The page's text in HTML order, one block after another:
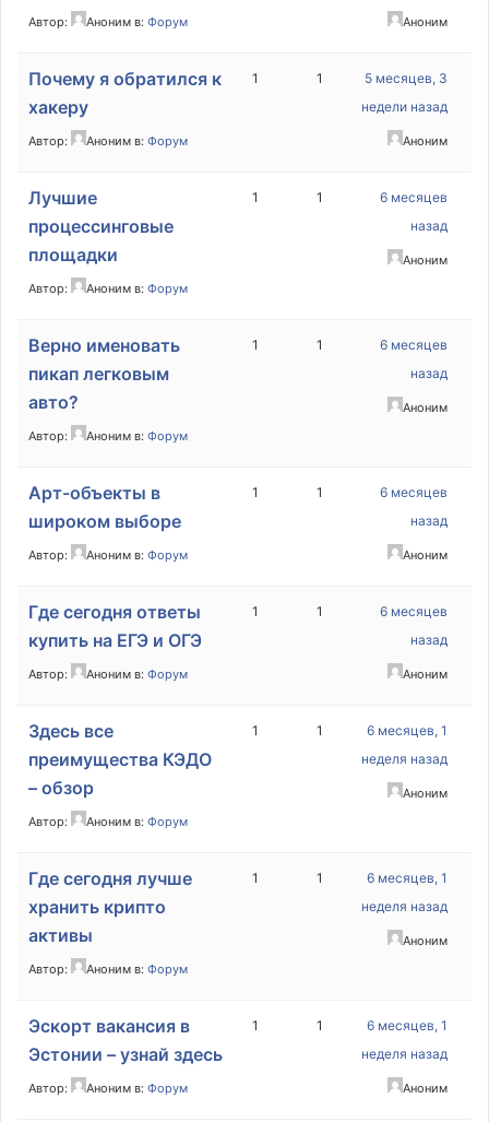
Автор: Аноним в: Форум Аноним
Почему я обратился к
хакеру
Автор: Аноним в: Форум
1 1
5 месяцев, 3
недели назад
Аноним
Лучшие
процессинговые
площадки
Автор: Аноним в: Форум
1 1
6 месяцев
назад
Аноним
Верно именовать
пикап легковым
авто?
Автор: Аноним в: Форум
1 1
6 месяцев
назад
Аноним
Арт-объекты в
широком выборе
Автор: Аноним в: Форум
1 1
6 месяцев
назад
Аноним
Где сегодня ответы
купить на ЕГЭ и ОГЭ
Автор: Аноним в: Форум
1 1
6 месяцев
назад
Аноним
Здесь все
преимущества КЭДО
– обзор
Автор: Аноним в: Форум
1 1
6 месяцев, 1
неделя назад
Аноним
Где сегодня лучше
хранить крипто
активы
Автор: Аноним в: Форум
1 1
6 месяцев, 1
неделя назад
Аноним
Эскорт вакансия в
Эстонии – узнай здесь
Автор: Аноним в: Форум
1 1
6 месяцев, 1
неделя назад
Аноним